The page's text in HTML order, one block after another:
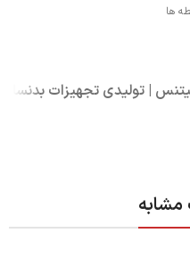
ها
فیتنس | تولیدی تجهیزات